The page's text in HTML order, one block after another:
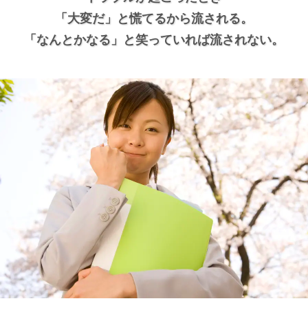
「大変だ」と慌てるから流される。
「なんとかなる」と笑っていれば流されない。